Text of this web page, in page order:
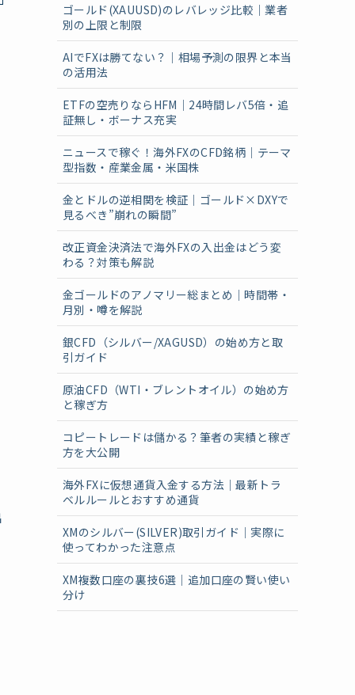
ゴールド(XAUUSD)のレバレッジ比較｜業者
別の上限と制限
AIでFXは勝てない？｜相場予測の限界と本当
の活用法
ETFの空売りならHFM｜24時間レバ5倍・追
証無し・ボーナス充実
ニュースで稼ぐ！海外FXのCFD銘柄｜テーマ
型指数・産業金属・米国株
金とドルの逆相関を検証｜ゴールド×DXYで
見るべき”崩れの瞬間”
改正資金決済法で海外FXの入出金はどう変
わる？対策も解説
金ゴールドのアノマリー総まとめ｜時間帯・
月別・噂を解説
銀CFD（シルバー/XAGUSD）の始め方と取
引ガイド
原油CFD（WTI・ブレントオイル）の始め方
と稼ぎ方
コピートレードは儲かる？筆者の実績と稼ぎ
方を大公開
海外FXに仮想通貨入金する方法｜最新トラ
ベルルールとおすすめ通貨
XMのシルバー(SILVER)取引ガイド｜実際に
使ってわかった注意点
XM複数口座の裏技6選｜追加口座の賢い使い
分け